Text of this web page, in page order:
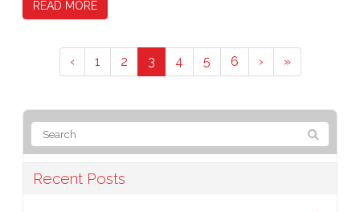
READ MORE
‹ 1 2 3 4 5 6 › »
Recent Posts